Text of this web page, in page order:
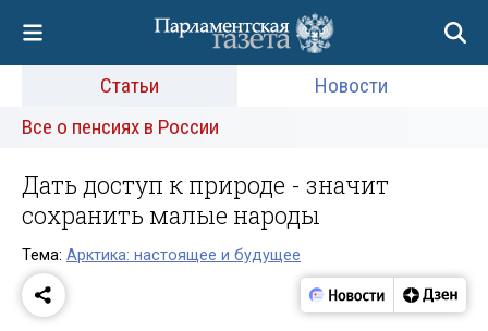
Статьи
Новости
Все о пенсиях в России
Дать доступ к природе - значит
сохранить малые народы
Тема: Арктика: настоящее и будущее